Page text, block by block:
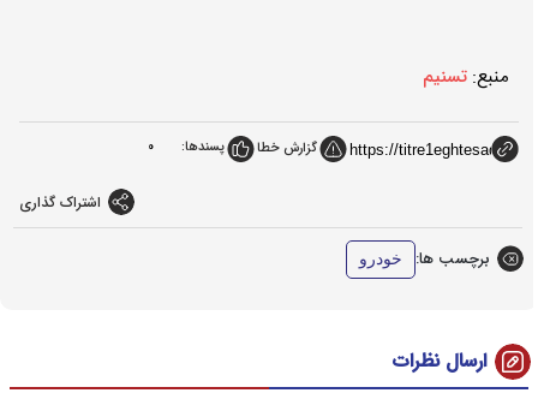
منبع: تسنیم
گزارش خطا پسندها: 0
اشتراک گذاری
برچسب ها: خودرو
ارسال نظرات